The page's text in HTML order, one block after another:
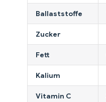
Ballaststoffe
Zucker
Fett
Kalium
Vitamin C